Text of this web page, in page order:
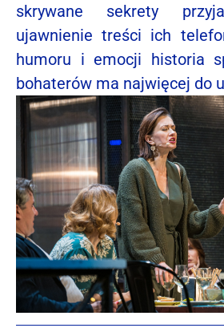
skrywane sekrety
ujawnienie treści ich
humoru i emocji historia
bohaterów ma najwięcej do